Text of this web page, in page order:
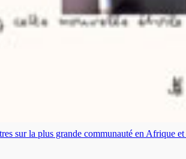
sur la plus grande communauté en Afrique